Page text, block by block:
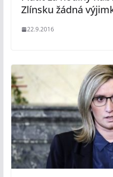
Zlínsku žádná
22.9.2016